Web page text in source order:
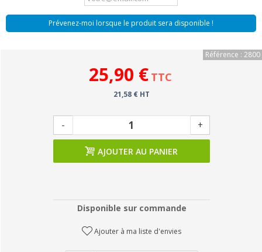
Prévenez-moi lorsque le produit sera disponible !
Référence : 2800
25,90 € TTC
21,58 € HT
- +
AJOUTER AU PANIER
Disponible sur commande
Ajouter à ma liste d'envies